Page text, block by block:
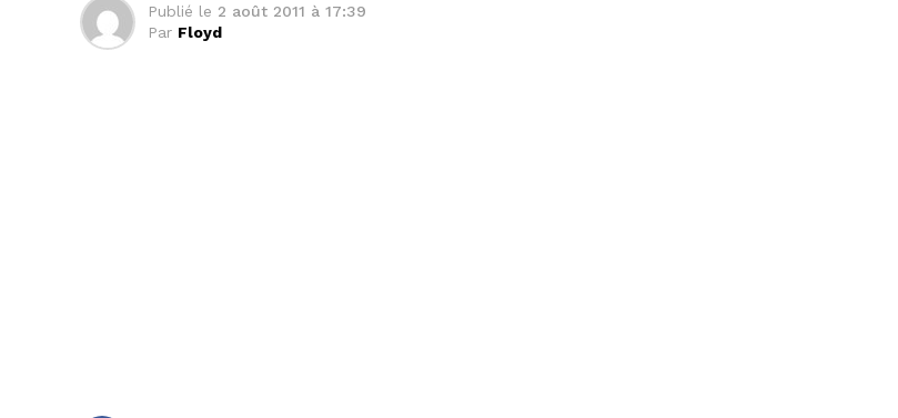
Publié le 2 août 2011 à 17:39
Par Floyd